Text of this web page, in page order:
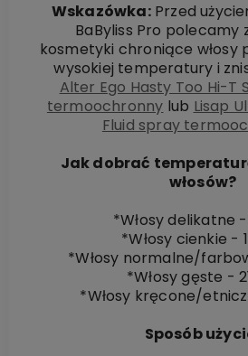
Wskazówka:Przed
BaByliss Pro polecamy
kosmetyki chroniące włosy
wysokiej temperatury i
Alter Ego Hasty Too Hi-T
termoochronny lub Lisap
Fluid spray
Jak dobrać
włosów?
*Włosy delikatne -
*Włosy cienkie -
*Włosy normalne/
*Włosy gęste -
*Włosy kręcone/
Sposób